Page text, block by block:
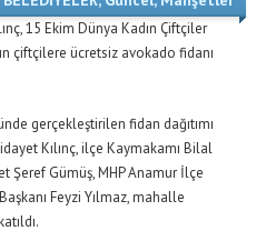
15 Ekim Dünya Kadın Çiftçiler
çiftçilere ücretsiz avokado fidanı
gerçekleştirilen fidan dağıtımı
Kılınç, ilçe Kaymakamı Bilal
Şeref Gümüş, MHP Anamur İlçe
Feyzi Yılmaz, mahalle